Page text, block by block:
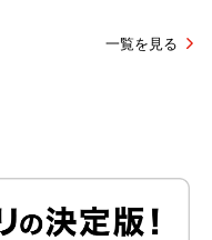
一覧を見る